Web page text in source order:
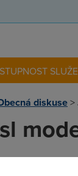
diskuse>